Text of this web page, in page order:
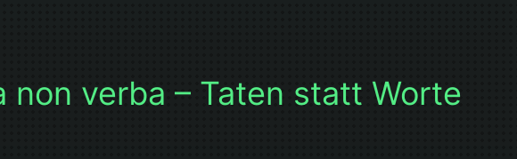
non verba – Taten statt Worte